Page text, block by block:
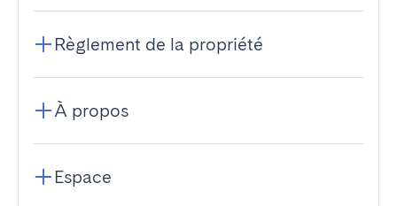
Règlement de la propriété
À propos
Espace